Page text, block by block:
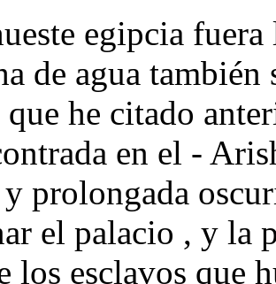
egipcia
de agua
que he citado
en el -
prolongada
el palacio , y la
los esclavos que